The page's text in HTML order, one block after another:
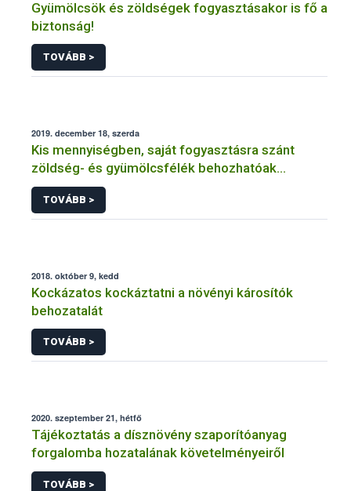
Gyümölcsök és zöldségek fogyasztásakor is fő a
biztonság!
TOVÁBB >
2019. december 18, szerda
Kis mennyiségben, saját fogyasztásra szánt
zöldség- és gyümölcsfélék behozhatóak
hazánkba
TOVÁBB >
2018. október 9, kedd
Kockázatos kockáztatni a növényi károsítók
behozatalát
TOVÁBB >
2020. szeptember 21, hétfő
Tájékoztatás a dísznövény szaporítóanyag
forgalomba hozatalának követelményeiről
TOVÁBB >